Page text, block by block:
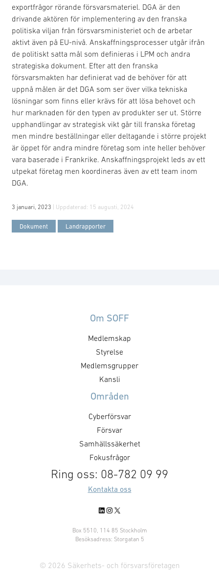
exportfrågor rörande försvarsmateriel. DGA är den
drivande aktören för implementering av den franska
politiska viljan från försvarsministeriet och de arbetar
aktivt även på EU-nivå. Anskaffningsprocesser utgår ifrån
de politiskt satta mål som definieras i LPM och andra
strategiska dokument. Efter att den franska
försvarsmakten har definierat vad de behöver för att
uppnå målen är det DGA som ser över vilka tekniska
lösningar som finns eller krävs för att lösa behovet och
hur marknaden för den typen av produkter ser ut. Större
upphandlingar av strategisk vikt går till franska företag
men mindre beställningar eller deltagande i större projekt
är öppet för andra mindre företag som inte heller behöver
vara baserade i Frankrike. Anskaffningsprojekt leds av ett
utpekat företag men koordineras även av ett team inom
DGA.
3 januari, 2023 | Uppdaterad: 15 augusti, 2024
Dokument Landrapporter
Om SOFF
Medlemskap
Styrelse
Medlemsgrupper
Kansli
Områden
Cyberförsvar
Försvar
Samhällssäkerhet
Fokusfrågor
Ring oss: 08-782 09 99
Kontakta oss
LinkedIn
Instagram
X
Box 5510, 114 85 Stockholm
Besöksadress: Storgatan 5
© 2026 Säkerhets- och försvarsföretagen